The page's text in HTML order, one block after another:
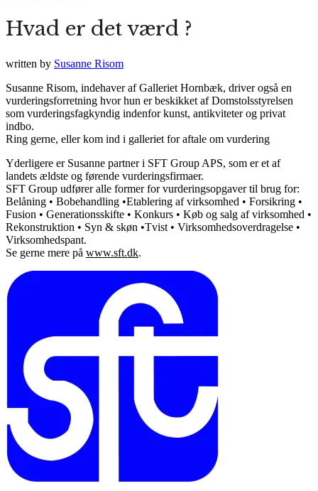
Hvad er det værd ?
written by Susanne Risom
Susanne Risom, indehaver af Galleriet Hornbæk, driver også en
vurderingsforretning hvor hun er beskikket af Domstolsstyrelsen
som vurderingsfagkyndig indenfor kunst, antikviteter og privat
indbo.
Ring gerne, eller kom ind i galleriet for aftale om vurdering
Yderligere er Susanne partner i SFT Group APS, som er et af
landets ældste og førende vurderingsfirmaer.
SFT Group udfører alle former for vurderingsopgaver til brug for:
Belåning • Bobehandling •Etablering af virksomhed • Forsikring •
Fusion • Generationsskifte • Konkurs • Køb og salg af virksomhed •
Rekonstruktion • Syn & skøn •Tvist • Virksomhedsoverdragelse •
Virksomhedspant.
Se gerne mere på www.sft.dk.